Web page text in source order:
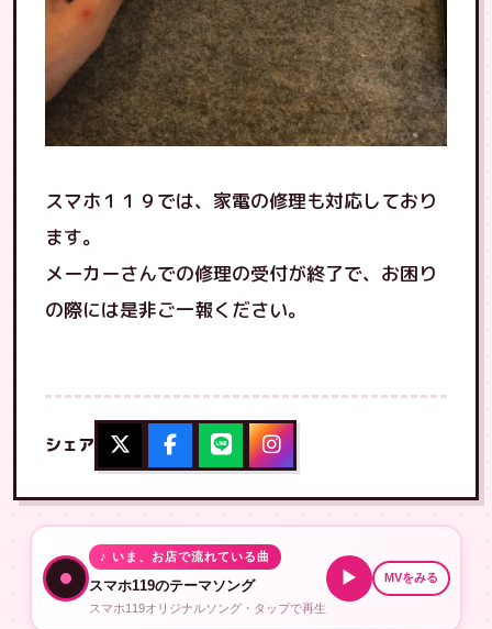
スマホ１１９では、家電の修理も対応しており
ます。
メーカーさんでの修理の受付が終了で、お困り
の際には是非ご一報ください。
シェア
♪ いま、お店で流れている曲
スマホ119のテーマソング
スマホ119オリジナルソング・タップで再生
▶ MVをみる